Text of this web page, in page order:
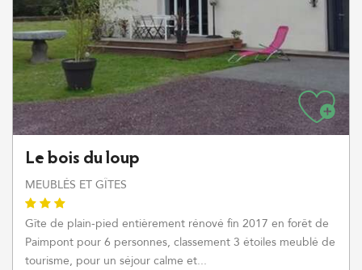
Le bois du loup
MEUBLÉS ET GÎTES
Gîte de plain-pied entièrement rénové fin 2017 en forêt de
Paimpont pour 6 personnes, classement 3 étoiles meublé de
tourisme, pour un séjour calme et...